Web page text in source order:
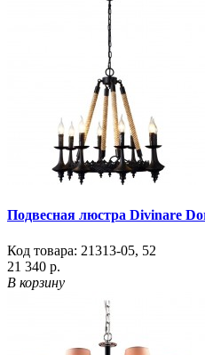
Подвесная люстра Divinare
Код товара: 21313-05, 52
21 340 р.
В корзину